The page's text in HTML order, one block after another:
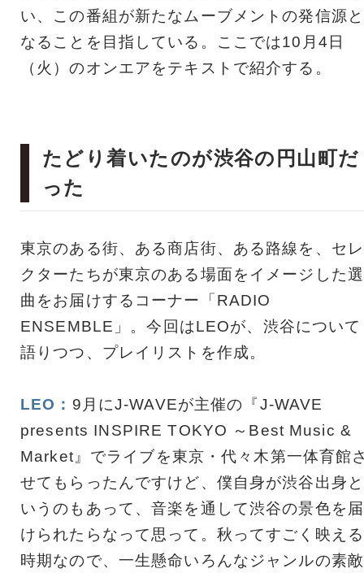
い、この番組が新たなムーブメントの発信源と
なることを目指している。ここでは10月4日
（火）のオンエアをテキストで紹介する。
たどり着いたのが渋谷の円山町だ
った
東京のある街、ある商店街、ある路線を、セレ
クターたちが東京のある場面をイメージした選
曲をお届けするコーナー「RADIO
ENSEMBLE」。今回はLEOが、渋谷について
語りつつ、プレイリストを作成。
LEO： 9月にJ-WAVEが主催の『J-WAVE
presents INSPIRE TOKYO ～Best Music &
Market』でライブを東京・代々木第一体育館
せてもらったんですけど、僕自身が渋谷出身と
いうのもあって、音楽を通して渋谷の景色を届
けられたらなって思って。秋ってすごく映える
時期なので、一生懸命いろんなジャンルの素敵